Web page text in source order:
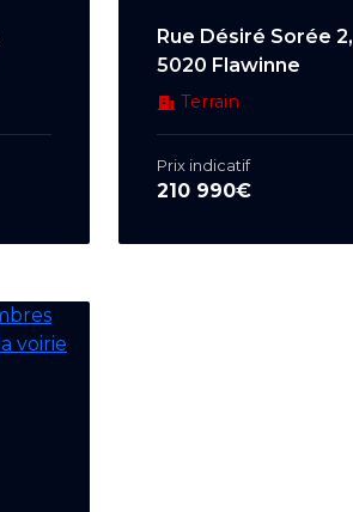
Rue Désiré Sorée 2,
5020 Flawinne
Terrain
Prix indicatif
210 990€